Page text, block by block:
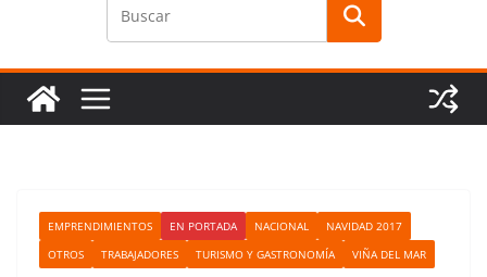
EMPRENDIMIENTOS EN PORTADA NACIONAL
NAVIDAD 2017
OTROS
TRABAJADORES TURISMO Y GASTRONOMÍA VIÑA DEL MAR